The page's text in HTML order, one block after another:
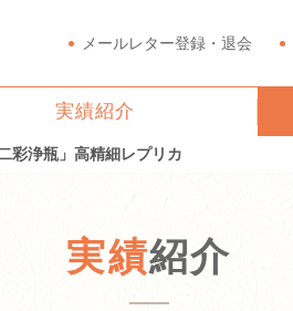
メールレター登録・退会
実績紹介
二彩浄瓶」高精細レプリカ
実績紹介